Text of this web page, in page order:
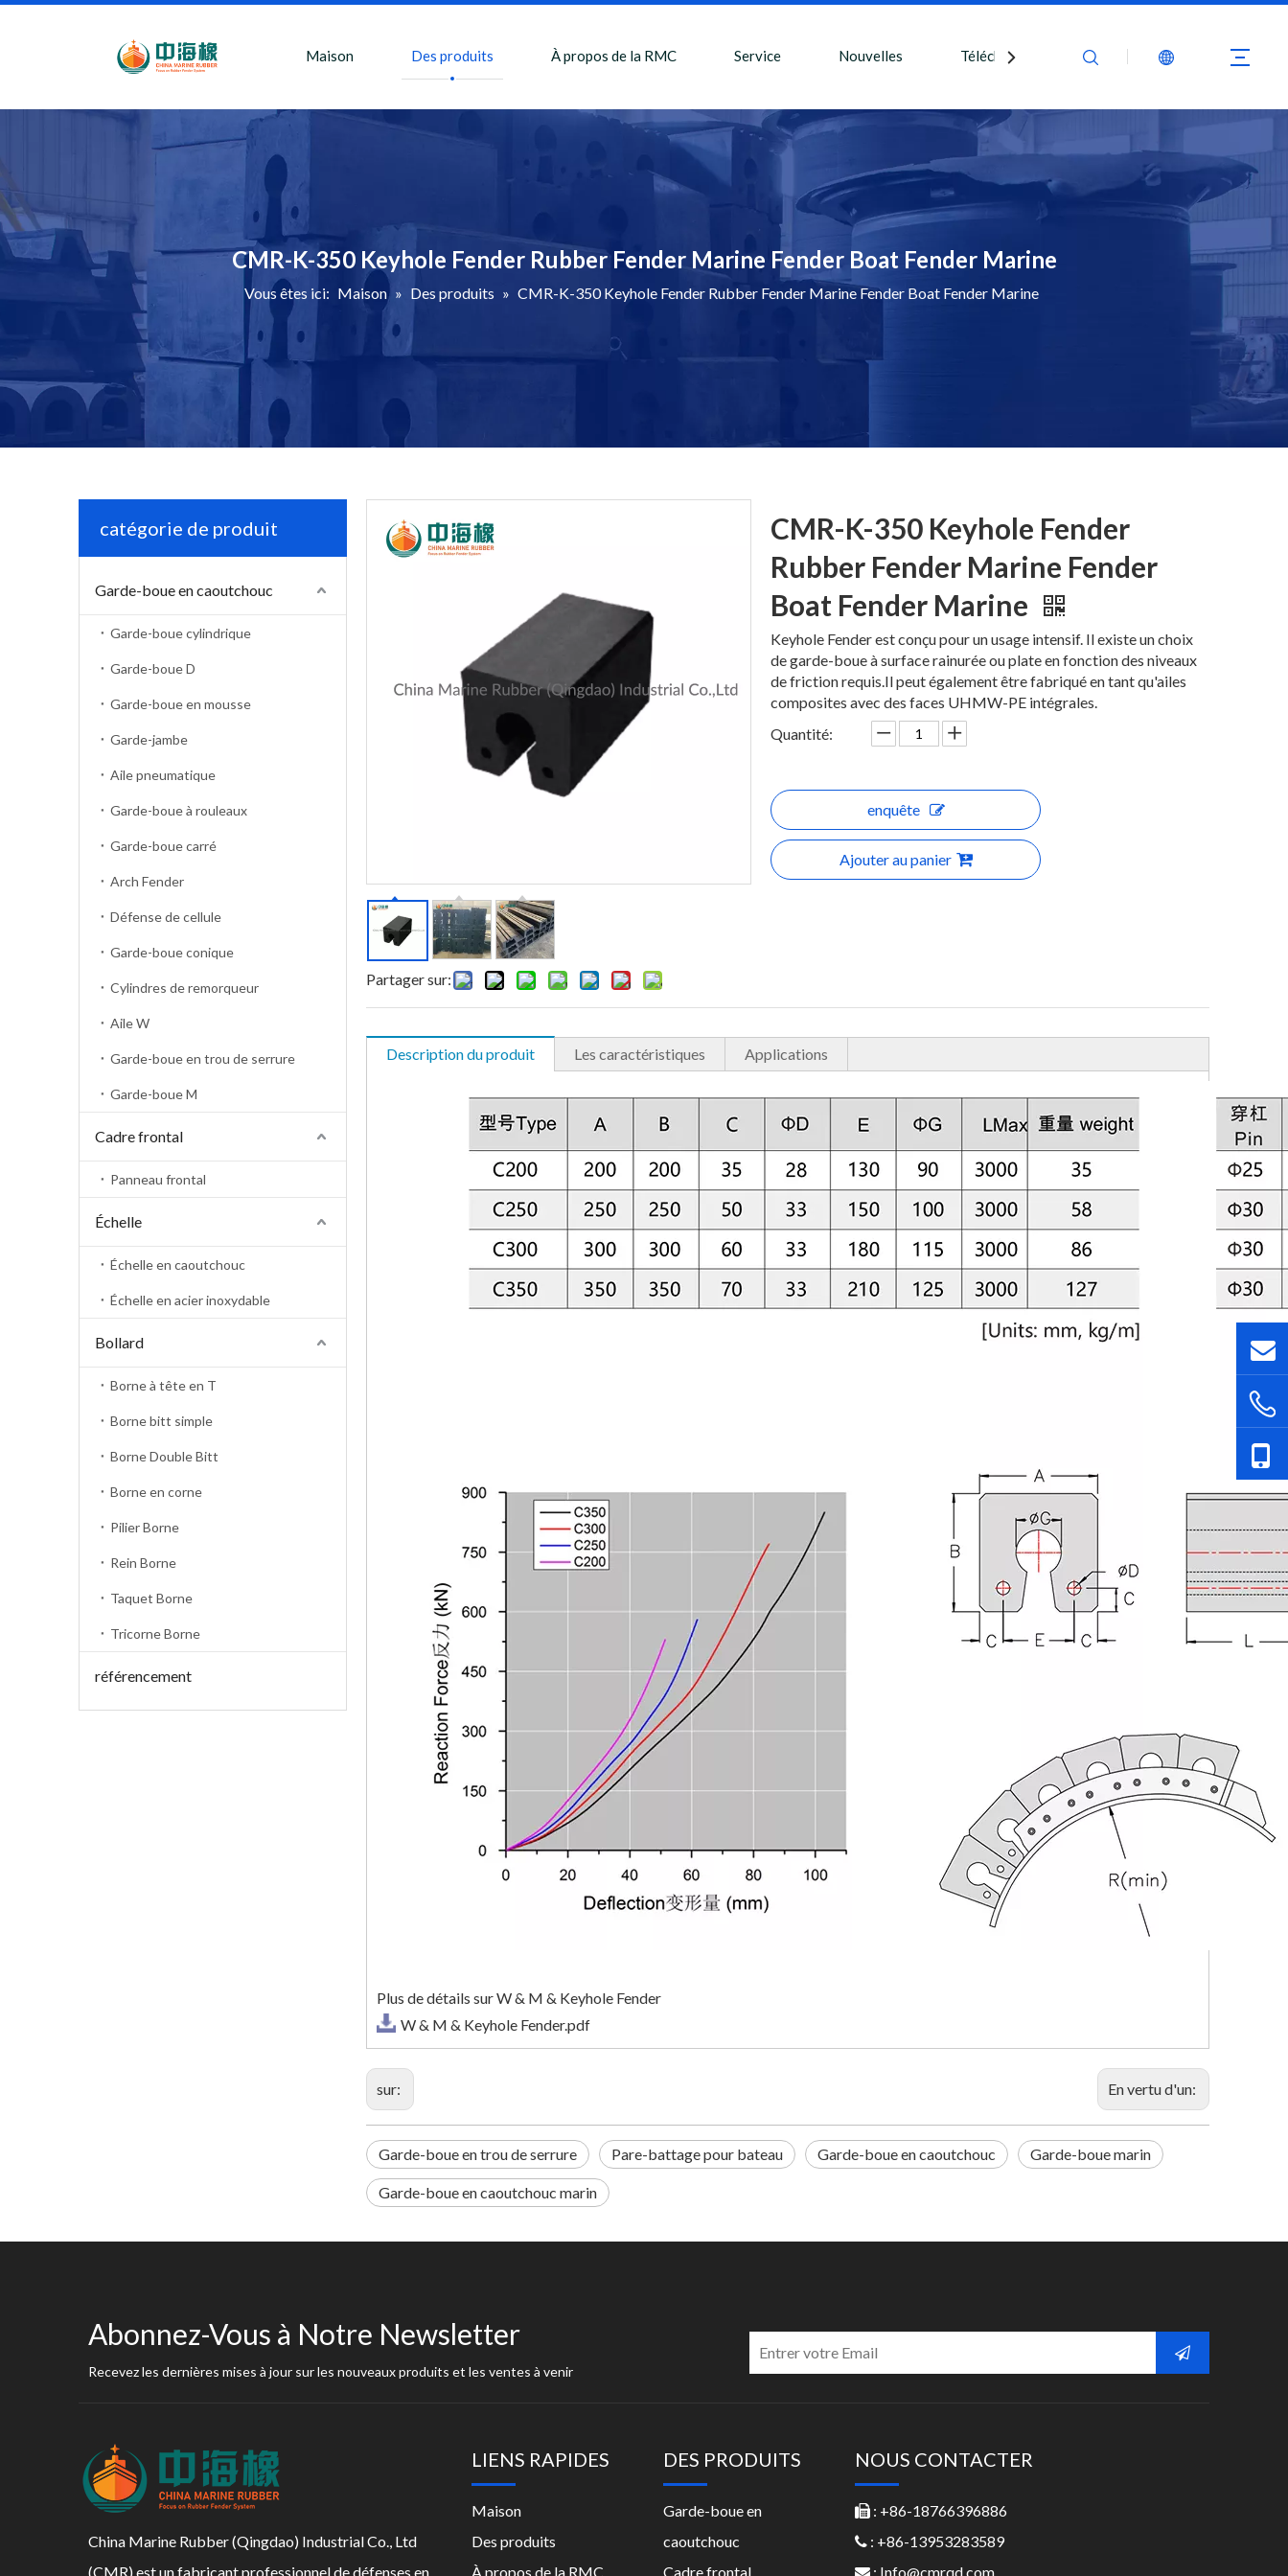
Maison Des produits À propos de la RMC Service Nouvelles Télécharger Nous contacter
CMR-K-350 Keyhole Fender Rubber Fender Marine Fender Boat Fender Marine
Vous êtes ici: Maison » Des produits » CMR-K-350 Keyhole Fender Rubber Fender Marine Fender Boat Fender Marine
catégorie de produit
Garde-boue en caoutchouc
Garde-boue cylindrique
Garde-boue D
Garde-boue en mousse
Garde-jambe
Aile pneumatique
Garde-boue à rouleaux
Garde-boue carré
Arch Fender
Défense de cellule
Garde-boue conique
Cylindres de remorqueur
Aile W
Garde-boue en trou de serrure
Garde-boue M
Cadre frontal
Panneau frontal
Échelle
Échelle en caoutchouc
Échelle en acier inoxydable
Bollard
Borne à tête en T
Borne bitt simple
Borne Double Bitt
Borne en corne
Pilier Borne
Rein Borne
Taquet Borne
Tricorne Borne
référencement
Partager sur:
CMR-K-350 Keyhole Fender
Rubber Fender Marine Fender
Boat Fender Marine
Keyhole Fender est conçu pour un usage intensif. Il existe un choix
de garde-boue à surface rainurée ou plate en fonction des niveaux
de friction requis.Il peut également être fabriqué en tant qu'ailes
composites avec des faces UHMW-PE intégrales.
Quantité:
enquête
Ajouter au panier
Description du produit Les caractéristiques Applications
Plus de détails sur W & M & Keyhole Fender
W & M & Keyhole Fender.pdf
sur: En vertu d'un:
Garde-boue en trou de serrure Pare-battage pour bateau Garde-boue en caoutchouc Garde-boue marin
Garde-boue en caoutchouc marin
Abonnez-Vous à Notre Newsletter
Recevez les dernières mises à jour sur les nouveaux produits et les ventes à venir
China Marine Rubber (Qingdao) Industrial Co., Ltd
(CMR) est un fabricant professionnel de défenses en
LIENS RAPIDES
Maison
Des produits
À propos de la RMC
DES PRODUITS
Garde-boue en
caoutchouc
Cadre frontal
NOUS CONTACTER
 : +86-18766396886
 : +86-13953283589
 : Info@cmrqd.com